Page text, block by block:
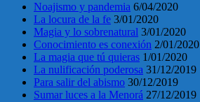
Noajismo y pandemia 6/04/2020
La locura de la fe 3/01/2020
Magia y lo sobrenatural 3/01/2020
Conocimiento es conexión 2/01/2020
La magia que tú quieras 1/01/2020
La nulificación poderosa 31/12/2019
Para salir del abismo 30/12/2019
Sumar luces a la Menorá 27/12/2019